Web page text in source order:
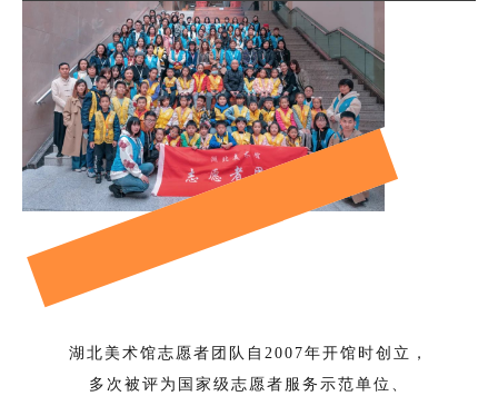
湖北美术馆志愿者团队自2007年开馆时创立，
多次被评为国家级志愿者服务示范单位、